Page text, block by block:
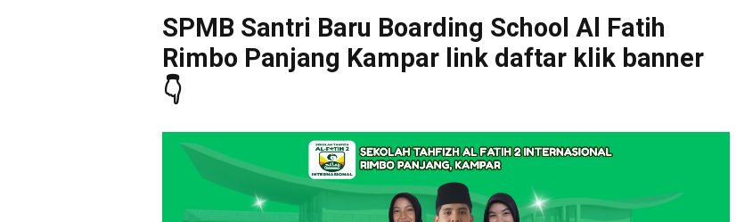
SPMB Santri Baru Boarding School Al Fatih
Rimbo Panjang Kampar link daftar klik banner
👇